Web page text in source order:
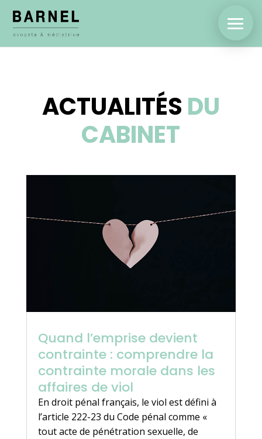
ACTUALITÉS
ACTUALITÉS DU
CABINET
Quand l’emprise devient
contrainte : comprendre la
contrainte morale dans les
affaires de viol
En droit pénal français, le viol est défini à
l’article 222-23 du Code pénal comme «
tout acte de pénétration sexuelle, de